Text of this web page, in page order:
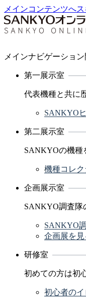
メインコンテンツへ
メインナビゲーショ
第一展示室
代表機種と共に
SANKYO
第二展示室
SANKYOの機種
機種コレ
企画展示室
SANKYO調査隊
SANKYO
企画展を見
研修室
初めての方は初
初心者の